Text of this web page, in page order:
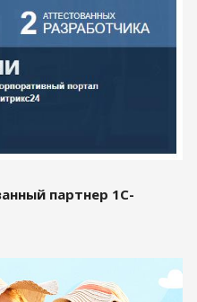
партнер 1С-